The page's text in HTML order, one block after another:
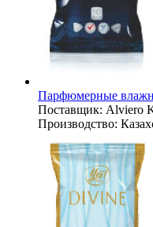
Парфюмерные
Поставщик: Alviero
Производство: